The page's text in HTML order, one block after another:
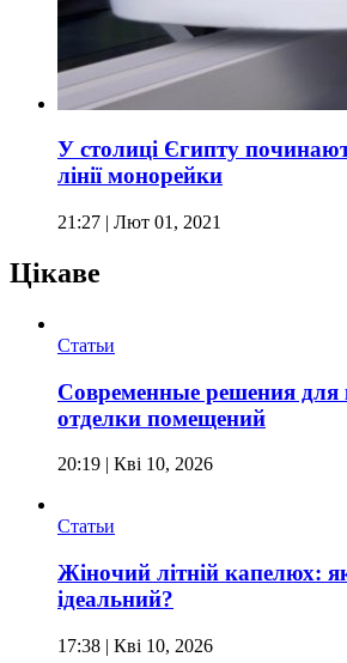
У столиці Єгипту
лінії монорейки
21:27 | Лют 01, 2021
Цікаве
Статьи
Современные решения для
отделки помещений
20:19 | Кві 10, 2026
Статьи
Жіночий літній капелюх:
ідеальний?
17:38 | Кві 10, 2026